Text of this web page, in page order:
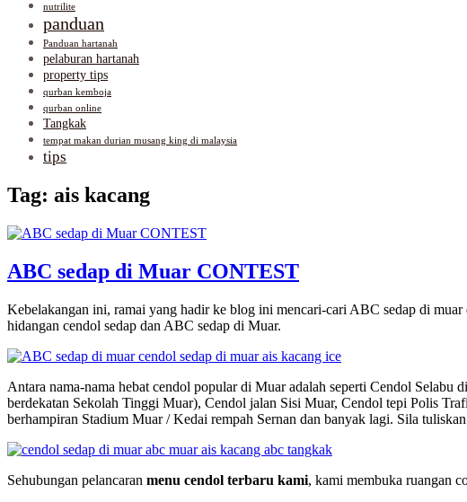
nutrilite
panduan
Panduan hartanah
pelaburan hartanah
property tips
qurban kemboja
qurban online
Tangkak
tempat makan durian musang king di malaysia
tips
Tag: ais kacang
ABC sedap di Muar CONTEST
Kebelakangan ini, ramai yang hadir ke blog ini mencari-cari ABC sedap di
hidangan cendol sedap dan ABC sedap di Muar.
Antara nama-nama hebat cendol popular di Muar adalah seperti Cendol
berdekatan Sekolah Tinggi Muar), Cendol jalan Sisi Muar, Cendol tepi Polis
berhampiran Stadium Muar / Kedai rempah Sernan dan banyak lagi. Sila
Sehubungan pelancaran menu cendol terbaru kami, kami membuka ruangan